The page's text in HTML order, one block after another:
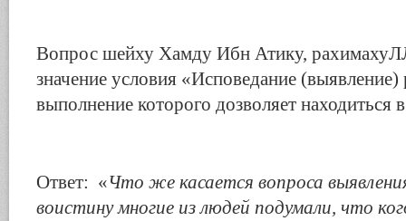
Вопрос шейху Хамду Ибн Атику,
значение условия «Исповедание (выявление)
выполнение которого дозволяет находиться
Ответ: «Что же касается вопроса
воистину многие из людей подумали, что